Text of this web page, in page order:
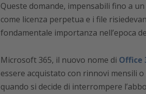
Queste domande, impensabili fino a
come licenza perpetua e i file
fondamentale importanza nell’epoca
Microsoft 365, il nuovo nome di Office
essere acquistato con rinnovi mensili
quando si decide di interrompere